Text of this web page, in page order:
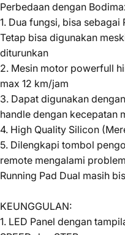
Perbedaan dengan
1. Dua fungsi, bisa
Tetap bisa digunakan
diturunkan
2. Mesin motor powerfull
max 12 km/jam
3. Dapat digunakan
handle dengan kecepatan
4. High Quality Silicon
5. Dilengkapi tombol
remote mengalami
Running Pad Dual masih
KEUNGGULAN:
1. LED Panel dengan